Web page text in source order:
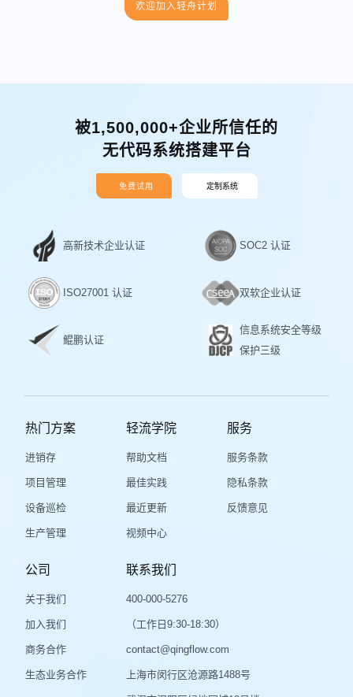
欢迎加入轻舟计划
被1,500,000+企业所信任的
无代码系统搭建平台
免费试用 定制系统
高新技术企业认证 SOC2 认证
ISO27001 认证 双软企业认证
鲲鹏认证
信息系统安全等级
保护三级
热门方案
进销存
项目管理
设备巡检
生产管理
轻流学院
帮助文档
最佳实践
最近更新
视频中心
服务
服务条款
隐私条款
反馈意见
公司
关于我们
加入我们
商务合作
生态业务合作
联系我们
400-000-5276
（工作日9:30-18:30）
contact@qingflow.com
上海市闵行区沧源路1488号